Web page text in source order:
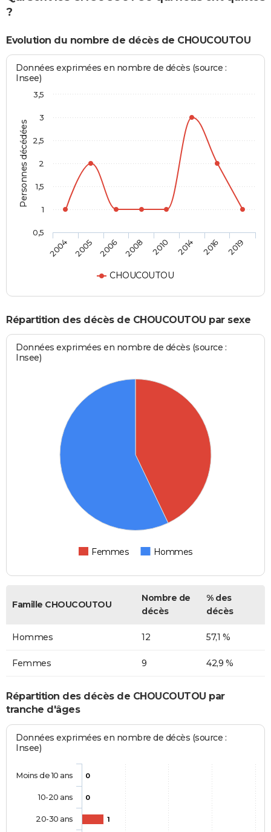
?
Evolution du nombre de décès de CHOUCOUTOU
Personnes décédées
Données exprimées en nombre de décès (source :
Insee)
CHOUCOUTOU
2004 2005 2006 2008 2010 2014 2016 2019
0,5
1
1,5
2
2,5
3
3,5
Répartition des décès de CHOUCOUTOU par sexe
Données exprimées en nombre de décès (source :
Insee)
Femmes Hommes
Famille CHOUCOUTOU
Nombre de
décès
% des
décès
Hommes 12 57,1 %
Femmes 9 42,9 %
Répartition des décès de CHOUCOUTOU par
tranche d'âges
Données exprimées en nombre de décès (source :
Insee)
0
0
1
Moins de 10 ans
10-20 ans
20-30 ans